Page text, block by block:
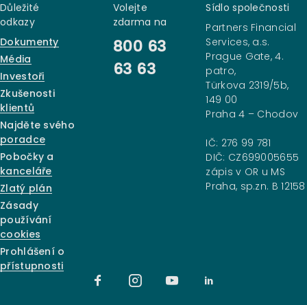
Důležité
odkazy
Dokumenty
Média
Investoři
Zkušenosti
klientů
Najděte svého
poradce
Pobočky a
kanceláře
Zlatý plán
Zásady
používání
cookies
Prohlášení o
přístupnosti
Volejte
zdarma na
800 63
63 63
Sídlo společnosti
Partners Financial
Services, a.s.
Prague Gate, 4.
patro,
Türkova 2319/5b,
149 00
Praha 4 – Chodov
IČ: 276 99 781
DIČ: CZ699005655
zápis v OR u MS
Praha, sp.zn. B 12158